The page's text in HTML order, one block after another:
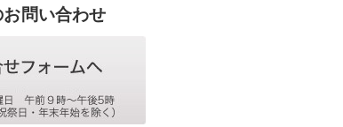
問い合わせ